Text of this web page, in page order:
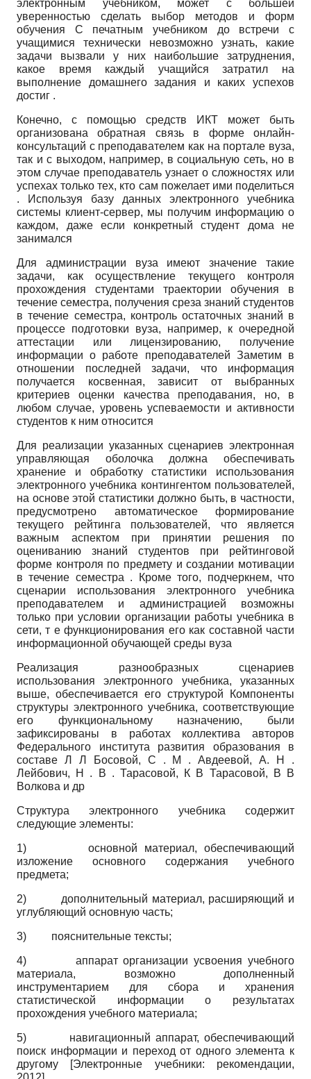
электронным учебником, может с большей
уверенностью сделать выбор методов и форм
обучения С печатным учебником до встречи с
учащимися технически невозможно узнать, какие
задачи вызвали у них наибольшие затруднения,
какое время каждый учащийся затратил на
выполнение домашнего задания и каких успехов
достиг .
Конечно, с помощью средств ИКТ может быть
организована обратная связь в форме онлайн-
консультаций с преподавателем как на портале вуза,
так и с выходом, например, в социальную сеть, но в
этом случае преподаватель узнает о сложностях или
успехах только тех, кто сам пожелает ими поделиться
. Используя базу данных электронного учебника
системы клиент-сервер, мы получим информацию о
каждом, даже если конкретный студент дома не
занимался
Для администрации вуза имеют значение такие
задачи, как осуществление текущего контроля
прохождения студентами траектории обучения в
течение семестра, получения среза знаний студентов
в течение семестра, контроль остаточных знаний в
процессе подготовки вуза, например, к очередной
аттестации или лицензированию, получение
информации о работе преподавателей Заметим в
отношении последней задачи, что информация
получается косвенная, зависит от выбранных
критериев оценки качества преподавания, но, в
любом случае, уровень успеваемости и активности
студентов к ним относится
Для реализации указанных сценариев электронная
управляющая оболочка должна обеспечивать
хранение и обработку статистики использования
электронного учебника контингентом пользователей,
на основе этой статистики должно быть, в частности,
предусмотрено автоматическое формирование
текущего рейтинга пользователей, что является
важным аспектом при принятии решения по
оцениванию знаний студентов при рейтинговой
форме контроля по предмету и создании мотивации
в течение семестра . Кроме того, подчеркнем, что
сценарии использования электронного учебника
преподавателем и администрацией возможны
только при условии организации работы учебника в
сети, т е функционирования его как составной части
информационной обучающей среды вуза
Реализация разнообразных сценариев
использования электронного учебника, указанных
выше, обеспечивается его структурой Компоненты
структуры электронного учебника, соответствующие
его функциональному назначению, были
зафиксированы в работах коллектива авторов
Федерального института развития образования в
составе Л Л Босо­вой, С . М . Авдеевой, А. Н .
Лейбович, Н . В . Та­расовой, К В Тарасовой, В В
Волкова и др
Структура электронного учебника содержит
следующие элементы:
1)
основной материал, обеспечивающий
изложение основного содержания учебного
предмета;
2)
дополнительный материал, расширяющий и
углубляющий основную часть;
3) пояснительные тексты;
4)
аппарат организации усвоения учебного
материала, возможно дополненный
инструментарием для сбора и хранения
статистической информации о результатах
прохождения учебного материала;
5)
навигационный аппарат, обеспечивающий
поиск информации и переход от одного элемента к
другому [Электронные учебники: рекомендации,